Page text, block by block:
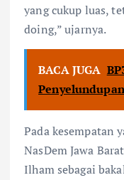
yang cukup luas,
doing,” ujarnya.
BACA JUGA
Pada kesempatan
NasDem Jawa
Ilham sebagai